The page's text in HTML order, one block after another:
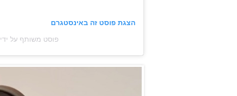
הצגת פוסט זה באינסטגרם
פוסט משותף על ידי ‏‎C.O. Bigelow‎‏ (@‏‎cobigelow‎‏)